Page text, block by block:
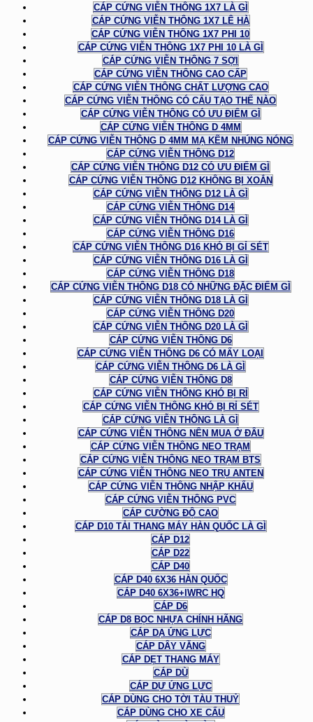
CÁP CỨNG VIỄN THÔNG 1X7 LÀ GÌ
CÁP CỨNG VIỄN THÔNG 1X7 LÊ HÀ
CÁP CỨNG VIỄN THÔNG 1X7 PHI 10
CÁP CỨNG VIỄN THÔNG 1X7 PHI 10 LÀ GÌ
CÁP CỨNG VIỄN THÔNG 7 SỢI
CÁP CỨNG VIỄN THÔNG CAO CẤP
CÁP CỨNG VIỄN THÔNG CHẤT LƯỢNG CAO
CÁP CỨNG VIỄN THÔNG CÓ CẤU TẠO THẾ NÀO
CÁP CỨNG VIỄN THÔNG CÓ ƯU ĐIỂM GÌ
CÁP CỨNG VIỄN THÔNG D 4MM
CÁP CỨNG VIỄN THÔNG D 4MM MẠ KẼM NHÚNG NÓNG
CÁP CỨNG VIỄN THÔNG D12
CÁP CỨNG VIỄN THÔNG D12 CÓ ƯU ĐIỂM GÌ
CÁP CỨNG VIỄN THÔNG D12 KHÔNG BỊ XOẮN
CÁP CỨNG VIỄN THÔNG D12 LÀ GÌ
CÁP CỨNG VIỄN THÔNG D14
CÁP CỨNG VIỄN THÔNG D14 LÀ GÌ
CÁP CỨNG VIỄN THÔNG D16
CÁP CỨNG VIỄN THÔNG D16 KHÓ BỊ GỈ SÉT
CÁP CỨNG VIỄN THÔNG D16 LÀ GÌ
CÁP CỨNG VIỄN THÔNG D18
CÁP CỨNG VIỄN THÔNG D18 CÓ NHỮNG ĐẶC ĐIỂM GÌ
CÁP CỨNG VIỄN THÔNG D18 LÀ GÌ
CÁP CỨNG VIỄN THÔNG D20
CÁP CỨNG VIỄN THÔNG D20 LÀ GÌ
CÁP CỨNG VIỄN THÔNG D6
CÁP CỨNG VIỄN THÔNG D6 CÓ MẤY LOẠI
CÁP CỨNG VIỄN THÔNG D6 LÀ GÌ
CÁP CỨNG VIỄN THÔNG D8
CÁP CỨNG VIỄN THÔNG KHÓ BỊ RỈ
CÁP CỨNG VIỄN THÔNG KHÓ BỊ RỈ SÉT
CÁP CỨNG VIỄN THÔNG LÀ GÌ
CÁP CỨNG VIỄN THÔNG NÊN MUA Ở ĐÂU
CÁP CỨNG VIỄN THÔNG NEO TRẠM
CÁP CỨNG VIỄN THÔNG NEO TRẠM BTS
CÁP CỨNG VIỄN THÔNG NEO TRỤ ANTEN
CÁP CỨNG VIỄN THÔNG NHẬP KHẨU
CÁP CỨNG VIỄN THÔNG PVC
CÁP CƯỜNG ĐỘ CAO
CÁP D10 TẢI THANG MÁY HÀN QUỐC LÀ GÌ
CÁP D12
CÁP D22
CÁP D40
CÁP D40 6X36 HÀN QUỐC
CÁP D40 6X36+IWRC HQ
CÁP D6
CÁP D8 BỌC NHỰA CHÍNH HÃNG
CÁP DẠ ỨNG LỰC
CÁP DÂY VĂNG
CÁP DẸT THANG MÁY
CÁP DÙ
CÁP DỰ ỨNG LỰC
CÁP DÙNG CHO TỜI TÀU THUỶ
CÁP DÙNG CHO XE CẨU